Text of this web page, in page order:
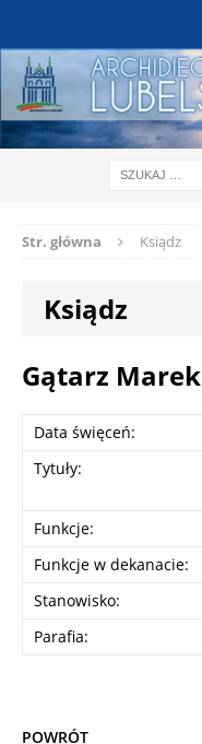
Str. główna Ksiądz
Ksiądz
Gątarz Marek
Data święceń:
Tytuły:
Funkcje:
Funkcje w dekanacie:
Stanowisko:
Parafia:
POWRÓT